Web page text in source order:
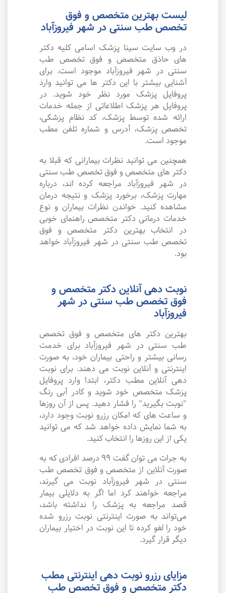
لیست بهترین متخصص و فوق
تخصص طب سنتی در شهر فیروزآباد
در وب سایت سینا پزشک اسامی کلیه دکتر
های حاذق متخصص و فوق تخصص طب
سنتی در شهر فیروزآباد موجود است. برای
آشنایی بیشتر با این دکتر ها می توانید وارد
پروفایل پزشک مورد نظر خود شوید. در
پروفایل هر پزشک اطلاعاتی از جمله خدمات
ارائه شده توسط پزشک، کد نظام پزشکی،
تخصص پزشک، آدرس و شماره تلفن مطب
موجود است.
همچنین می توانید نظرات بیمارانی که قبلا به
دکتر های متخصص و فوق تخصص طب سنتی
در شهر فیروزآباد مراجعه کرده اند، درباره
مهارت پزشک، برخورد پزشک و نتیجه درمان
مشاهده کنید. خواندن نظرات بیماران و نوع
خدمات درمانی دکتر متخصص راهنمای خوبی
در انتخاب بهترین دکتر متخصص و فوق
تخصص طب سنتی در شهر فیروزآباد خواهد
بود.
نوبت دهی آنلاین دکتر متخصص و
فوق تخصص طب سنتی در شهر
فیروزآباد
بهترین دکتر های متخصص و فوق تخصص
طب سنتی در شهر فیروزآباد برای خدمت
رسانی بیشتر و راحتی بیماران خود، به صورت
اینترنتی و آنلاین نوبت می دهند. برای نوبت
دهی آنلاین مطب دکتر، ابتدا وارد پروفایل
پزشک متخصص خود شوید و کادر آبی رنگ
"نوبت بگیرید" را فشار دهید. پس از آن روزها
و ساعت های که امکان رزرو نوبت وجود دارد،
به شما نمایش داده خواهد شد که می توانید
یکی از این روزها را انتخاب کنید.
به جرات می‌ توان گفت ۹۹ درصد افرادی که به
صورت آنلاین از متخصص و فوق تخصص طب
سنتی در شهر فیروزآباد نوبت می گیرند،
مراجعه خواهند کرد اما اگر به دلایلی بیمار
قصد مراجعه به پزشک را نداشته باشد،
می‌تواند به صورت اینترنتی نوبت رزرو شده
خود را لغو کرده تا این نوبت در اختیار بیماران
دیگر قرار گیرد.
مزایای رزرو نوبت دهی اینترنتی مطب
دکتر متخصص و فوق تخصص طب